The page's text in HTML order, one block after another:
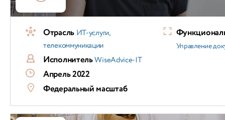
Отрасль ИТ-услуги,
телекоммуникации
ИсполнительWiseAdvice-IT
Апрель 2022
Федеральный масштаб
Управление